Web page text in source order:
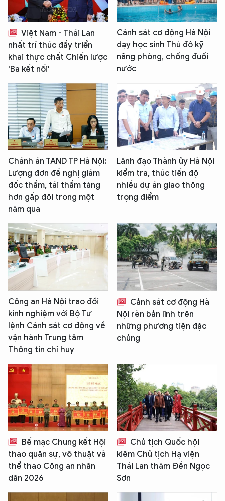
Việt Nam - Thái Lan
nhất trí thúc đẩy triển
khai thực chất Chiến lược
'Ba kết nối'
Cảnh sát cơ động Hà Nội
dạy học sinh Thủ đô kỹ
năng phòng, chống đuối
nước
Chánh án TAND TP Hà Nội:
Lượng đơn đề nghị giám
đốc thẩm, tái thẩm tăng
hơn gấp đôi trong một
năm qua
Lãnh đạo Thành ủy Hà Nội
kiểm tra, thúc tiến độ
nhiều dự án giao thông
trọng điểm
Công an Hà Nội trao đổi
kinh nghiệm với Bộ Tư
lệnh Cảnh sát cơ động về
vận hành Trung tâm
Thông tin chỉ huy
Cảnh sát cơ động Hà
Nội rèn bản lĩnh trên
những phương tiện đặc
chủng
Bế mạc Chung kết Hội
thao quân sự, võ thuật và
thể thao Công an nhân
dân 2026
Chủ tịch Quốc hội
kiêm Chủ tịch Hạ viện
Thái Lan thăm Đền Ngọc
Sơn